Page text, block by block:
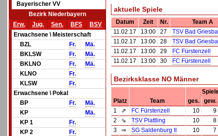
Bayerischer VV
Bezirk Niederbayern
Erw.
Jug. Sen. BFS
BSV
Erwachsene \ Meisterschaft
BZL
Fr.
Mä.
BKLSW
Fr.
Mä.
BKLNO
Fr.
Mä.
KLNO
Fr.
KLSW
Fr.
Erwachsene \ Pokal
BP
Fr.
Mä.
KP
Mä.
KP 1
Fr.
KP 2
Fr.
aktuelle Spiele
Datum Zeit Nr.
Team A
11.02.17
13:00 27
TSV Bad
11.02.17
13:00 28
TSV Bad
11.02.17
13:00 29
FC Fürstenzell
11.02.17
13:00 30 FC Fürstenzell
Bezirksklasse NO Männer
Platz
Team ges.
gew.
1
⇗ FC Fürstenzell 10
9
2
⇘ TSV Plattling 10
8
3
⇒ SG Saldenburg II 10
7